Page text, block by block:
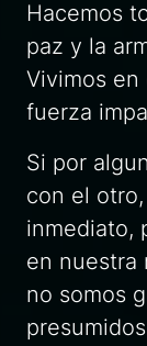
Hacemos
paz y la
Vivimos
fuerza
Si por
con el
inmediato,
en nuestra
no somos